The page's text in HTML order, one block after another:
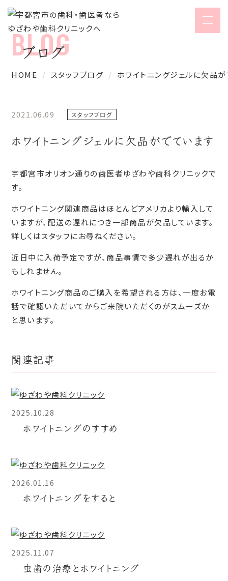
ブログ
HOME スタッフブログ ホワイトニングジェルに欠品
2021.06.09 スタッフブログ
ホワイトニングジェルに欠品がでています
宇都宮市オリオン通りの歯医者ゆざわや歯科クリニックで
す。
ホワイトニング関連商品はほとんどアメリカより輸入して
いますが、配送の遅れにつき一部商品が欠品しています。
詳しくはスタッフにお尋ねください。
近日中に入荷予定ですが、商品事情で多少遅れが出るか
もしれません。
ホワイトニング商品のご購入を希望される方は、一度お電
話で確認いただいてからご来院いただくのがスムーズか
と思います。
関連記事
2025.10.28
ホワイトニングのすすめ
2026.01.16
ホワイトニングをすると
2025.11.07
虫歯の治療とホワイトニング